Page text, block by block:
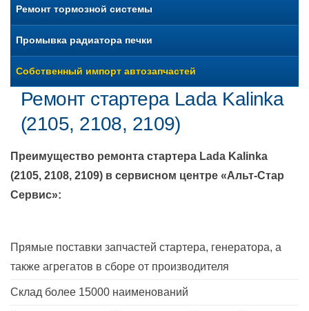
Ремонт тормозной системы
Промывка радиатора печки
Собственный импорт автозапчастей
Ремонт стартера Lada Kalinka
(2105, 2108, 2109)
Преимущество ремонта стартера Lada Kalinka
(2105, 2108, 2109) в сервисном центре «Альт-Стар
Сервис»:
Прямые поставки запчастей стартера, генератора, а
также агрегатов в сборе от производителя
Склад более 15000 наименований